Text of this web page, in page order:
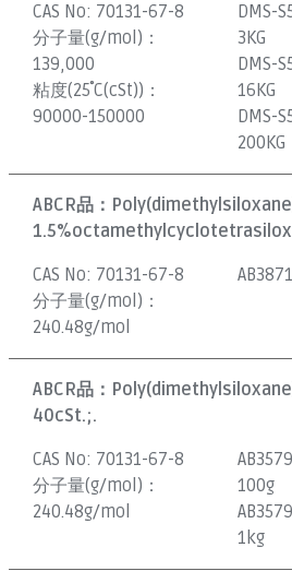
CAS No: 70131-67-8
分子量(g/mol)：
139,000
粘度(25˚C(cSt))：
90000-150000
DMS-
3KG
DMS-
16KG
DMS-
200KG
ABCR品：
CAS No: 70131-67-8
分子量(g/mol)：
240.48g/mol
ABCR品：
40cSt.;.
CAS No: 70131-67-8
分子量(g/mol)：
240.48g/mol
100g
1kg